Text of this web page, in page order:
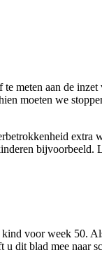
meten aan de
moeten we
bijvoorbeeld.
voor week 50.
u dit blad mee